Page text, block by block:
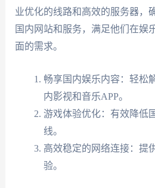
业优化的线路和高效的服务器，
国内网站和服务，满足他们在娱
面的需求。
畅享国内娱乐内容：轻松
内影视和音乐APP。
游戏体验优化：有效降低
线。
高效稳定的网络连接：提
验。